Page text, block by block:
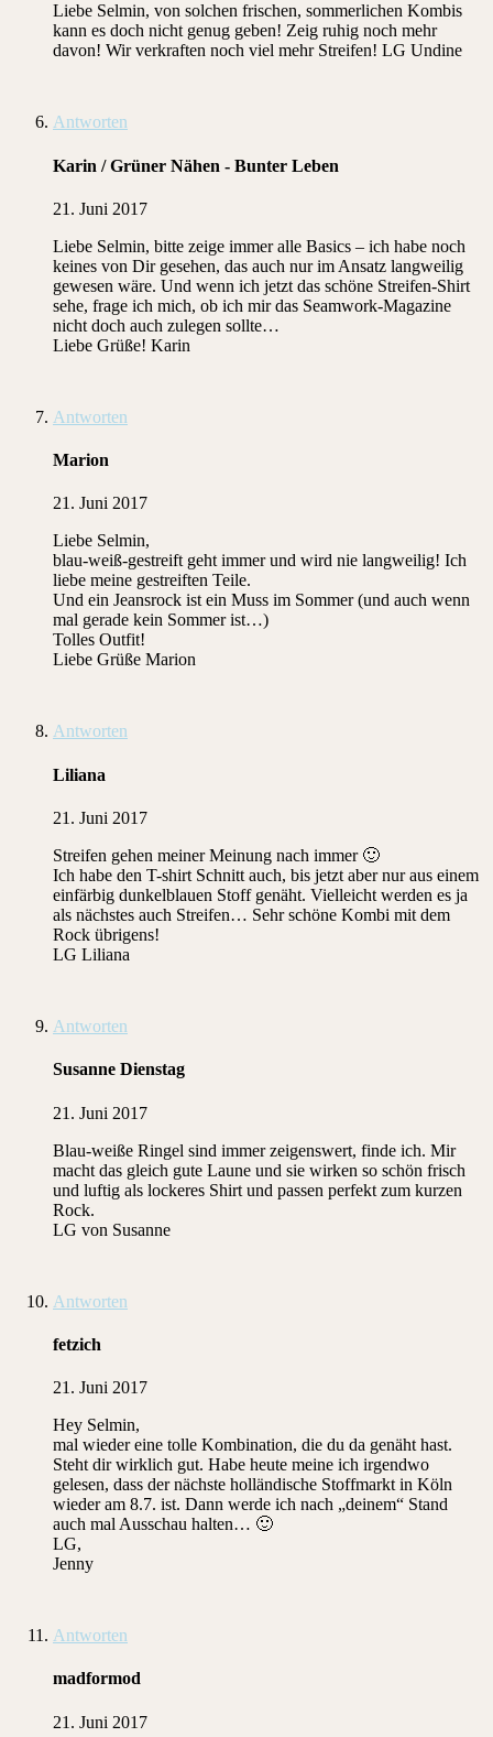
Liebe Selmin, von solchen frischen, sommerlichen Kombis
kann es doch nicht genug geben! Zeig ruhig noch mehr
davon! Wir verkraften noch viel mehr Streifen! LG Undine
Antworten
Karin / Grüner Nähen - Bunter Leben
21. Juni 2017
Liebe Selmin, bitte zeige immer alle Basics – ich habe noch
keines von Dir gesehen, das auch nur im Ansatz langweilig
gewesen wäre. Und wenn ich jetzt das schöne Streifen-Shirt
sehe, frage ich mich, ob ich mir das Seamwork-Magazine
nicht doch auch zulegen sollte…
Liebe Grüße! Karin
Antworten
Marion
21. Juni 2017
Liebe Selmin,
blau-weiß-gestreift geht immer und wird nie langweilig! Ich
liebe meine gestreiften Teile.
Und ein Jeansrock ist ein Muss im Sommer (und auch wenn
mal gerade kein Sommer ist…)
Tolles Outfit!
Liebe Grüße Marion
Antworten
Liliana
21. Juni 2017
Streifen gehen meiner Meinung nach immer 🙂
Ich habe den T-shirt Schnitt auch, bis jetzt aber nur aus einem
einfärbig dunkelblauen Stoff genäht. Vielleicht werden es ja
als nächstes auch Streifen… Sehr schöne Kombi mit dem
Rock übrigens!
LG Liliana
Antworten
Susanne Dienstag
21. Juni 2017
Blau-weiße Ringel sind immer zeigenswert, finde ich. Mir
macht das gleich gute Laune und sie wirken so schön frisch
und luftig als lockeres Shirt und passen perfekt zum kurzen
Rock.
LG von Susanne
Antworten
fetzich
21. Juni 2017
Hey Selmin,
mal wieder eine tolle Kombination, die du da genäht hast.
Steht dir wirklich gut. Habe heute meine ich irgendwo
gelesen, dass der nächste holländische Stoffmarkt in Köln
wieder am 8.7. ist. Dann werde ich nach „deinem“ Stand
auch mal Ausschau halten… 🙂
LG,
Jenny
Antworten
madformod
21. Juni 2017